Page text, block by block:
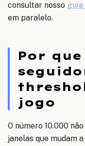
consultar nosso
em paralelo.
Por
jogo
O número 10.000
janelas que mudam